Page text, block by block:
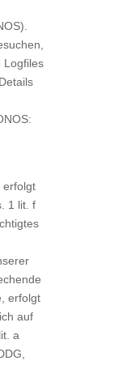
Logfiles
erfolgt
1 lit. f
erfolgt
auf
a